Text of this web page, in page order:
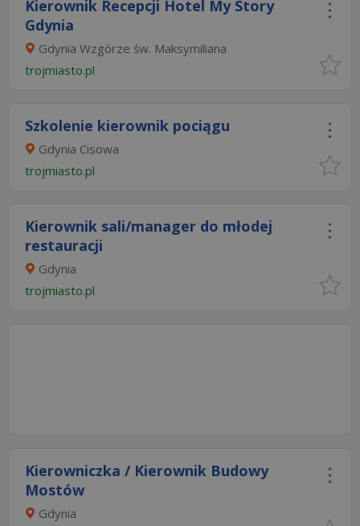
Kierownik Recepcji Hotel My Story
Gdynia
Gdynia Wzgórze św. Maksymiliana
trojmiasto.pl
Szkolenie kierownik pociągu
Gdynia Cisowa
trojmiasto.pl
Kierownik sali/manager do młodej
restauracji
Gdynia
trojmiasto.pl
Kierowniczka / Kierownik Budowy
Mostów
Gdynia